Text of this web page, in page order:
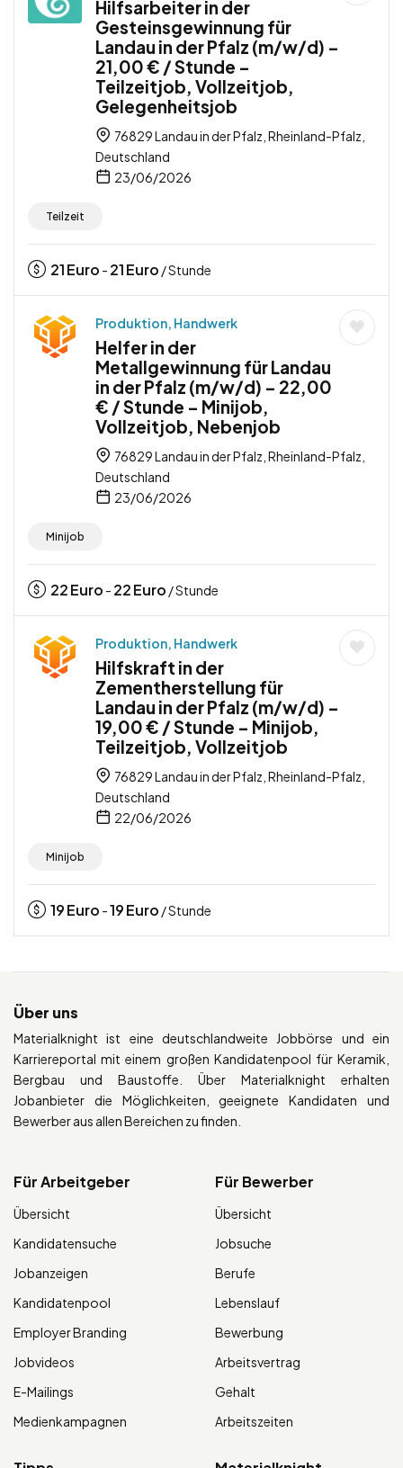
Hilfsarbeiter in der
Gesteinsgewinnung für
Landau in der Pfalz (m/w/d) –
21,00 € / Stunde –
Teilzeitjob, Vollzeitjob,
Gelegenheitsjob
76829 Landau in der Pfalz, Rheinland-Pfalz,
Deutschland
23/06/2026
Teilzeit
21Euro - 21Euro / Stunde
Produktion, Handwerk
Helfer in der
Metallgewinnung für Landau
in der Pfalz (m/w/d) – 22,00
€ / Stunde – Minijob,
Vollzeitjob, Nebenjob
76829 Landau in der Pfalz, Rheinland-Pfalz,
Deutschland
23/06/2026
Minijob
22Euro - 22Euro / Stunde
Produktion, Handwerk
Hilfskraft in der
Zementherstellung für
Landau in der Pfalz (m/w/d) –
19,00 € / Stunde – Minijob,
Teilzeitjob, Vollzeitjob
76829 Landau in der Pfalz, Rheinland-Pfalz,
Deutschland
22/06/2026
Minijob
19Euro -19Euro / Stunde
Über uns
Materialknight ist eine deutschlandweite Jobbörse und ein
Karriereportal mit einem großen Kandidatenpool für Keramik,
Bergbau und Baustoffe. Über Materialknight erhalten
Jobanbieter die Möglichkeiten, geeignete Kandidaten und
Bewerber aus allen Bereichen zu finden.
Für Arbeitgeber
Übersicht
Kandidatensuche
Jobanzeigen
Kandidatenpool
Employer Branding
Jobvideos
E-Mailings
Medienkampagnen
Für Bewerber
Übersicht
Jobsuche
Berufe
Lebenslauf
Bewerbung
Arbeitsvertrag
Gehalt
Arbeitszeiten